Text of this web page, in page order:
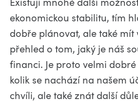
ekonomickou stabilitu, tím
dobře plánovat, ale také
přehled o tom, jaký je náš
financi. Je proto velmi
kolik se nachází na našem
chvíli, ale také znát další